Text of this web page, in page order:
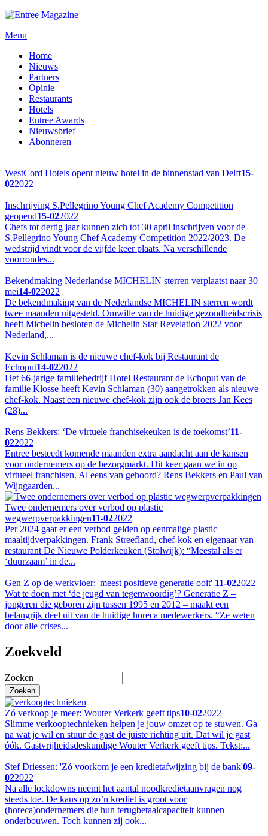
Menu
Home
Nieuws
Partners
Opinie
Restaurants
Hotels
Entree Awards
Nieuwsbrief
Abonneren
WestCord Hotels opent nieuw hotel in de binnenstad van Delft15-
022022
Inschrijving S.Pellegrino Young Chef Academy Competition
geopend15-022022
Chefs tot dertig jaar kunnen zich tot 30 april inschrijven voor de
S.Pellegrino Young Chef Academy Competition 2022/2023. De
wedstrijd vindt voor de vijfde keer plaats. Na verschillende
voorrondes...
Bekendmaking Nederlandse MICHELIN sterren verplaatst naar 30
mei14-022022
De bekendmaking van de Nederlandse MICHELIN sterren wordt
twee maanden uitgesteld. Omwille van de huidige gezondheidscrisis
heeft Michelin besloten de Michelin Star Revelation 2022 voor
Nederland,...
Kevin Schlaman is de nieuwe chef-kok bij Restaurant de
Echoput14-022022
Het 66-jarige familiebedrijf Hotel Restaurant de Echoput van de
familie Klosse heeft Kevin Schlaman (30) aangetrokken als nieuwe
chef-kok. Naast een nieuwe chef-kok zijn ook de broers Jan Kees
(28)...
Rens Bekkers: ‘De virtuele franchisekeuken is de toekomst’11-
022022
Entree besteedt komende maanden extra aandacht aan de kansen
voor ondernemers op de bezorgmarkt. Dit keer gaan we in op
virtueel franchisen. Al eens van gehoord? Rens Bekkers en Paul van
Wijngaarden...
Twee ondernemers over verbod op plastic
wegwerpverpakkingen11-022022
Per 2024 gaat er een verbod gelden op eenmalige plastic
maaltijdverpakkingen. Frank Streefland, chef-kok en eigenaar van
restaurant De Nieuwe Polderkeuken (Stolwijk): “Meestal als er
‘duurzaam’ in de...
Gen Z op de werkvloer: 'meest positieve generatie ooit' 11-022022
Wat te doen met ‘de jeugd van tegenwoordig’? Generatie Z –
jongeren die geboren zijn tussen 1995 en 2012 – maakt een
belangrijk deel uit van de huidige horeca medewerkers. “Ze weten
door alle crises...
Zoekveld
Zoeken
Zó verkoop je meer: Wouter Verkerk geeft tips10-022022
Slimme verkooptechnieken helpen je jouw omzet op te stuwen. Ga
na wat je wil en stuur de gast de juiste richting uit. Dat wil je gast
óók. Gastvrijheidsdeskundige Wouter Verkerk geeft tips. Tekst:...
Stef Driessen: 'Zó voorkom je een kredietafwijzing bij de bank'09-
022022
Na alle lockdowns neemt het aantal noodkredietaanvragen nog
steeds toe. De kans op zo’n krediet is groot voor
(horeca)ondernemers die hun terugbetaalcapaciteit kunnen
onderbouwen. Toch kunnen zij ook...